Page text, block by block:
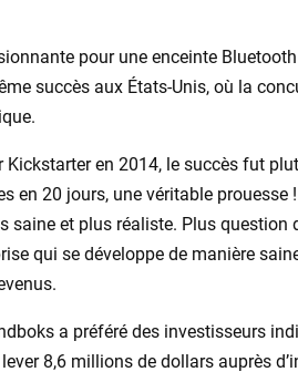
pour une enceinte
succès aux États-Unis, où la
Kickstarter en 2014, le succès fut
en 20 jours, une véritable prouesse
saine et plus réaliste. Plus question
qui se développe de manière
a préféré des investisseurs
8,6 millions de dollars auprès